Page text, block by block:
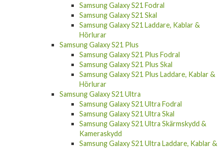
Samsung Galaxy S21 Fodral
Samsung Galaxy S21 Skal
Samsung Galaxy S21 Laddare, Kablar &
Hörlurar
Samsung Galaxy S21 Plus
Samsung Galaxy S21 Plus Fodral
Samsung Galaxy S21 Plus Skal
Samsung Galaxy S21 Plus Laddare, Kablar &
Hörlurar
Samsung Galaxy S21 Ultra
Samsung Galaxy S21 Ultra Fodral
Samsung Galaxy S21 Ultra Skal
Samsung Galaxy S21 Ultra Skärmskydd &
Kameraskydd
Samsung Galaxy S21 Ultra Laddare, Kablar &